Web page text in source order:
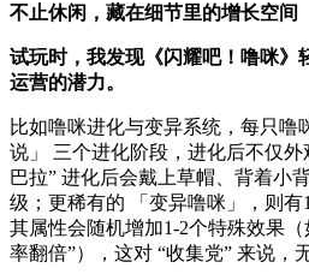
不止休闲，藏在细节里的增长空间
试玩时，我发现《闪耀吧！噜咪》
运营的潜力。
比如噜咪进化与变异系统 ， 每只噜
说」 三个进化阶段，进化后不仅
巴拉” 进化后会戴上草帽、背着小
级；更稀有的 「变异噜咪」，则有
其属性会随机增加1-2个特殊效果（
率翻倍”），这对 “收集党” 来说，